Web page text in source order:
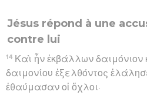
Jésus répond à une
contre lui
14 Καὶ ἦν ἐκβάλλων δαιμόνιον
δαιμονίου ἐξελθόντος
ἐθαύμασαν οἱ ὄχλοι·